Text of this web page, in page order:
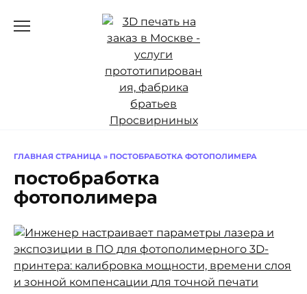
ГЛАВНАЯ СТРАНИЦА » ПОСТОБРАБОТКА ФОТОПОЛИМЕРА
постобработка
фотополимера